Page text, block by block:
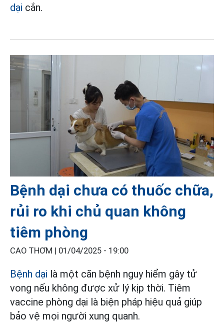
dại cắn.
Bệnh dại chưa có thuốc chữa,
rủi ro khi chủ quan không
tiêm phòng
CAO THƠM | 01/04/2025 - 19:00
Bệnh dại là một căn bệnh nguy hiểm gây tử
vong nếu không được xử lý kịp thời. Tiêm
vaccine phòng dại là biện pháp hiệu quả giúp
bảo vệ mọi người xung quanh.